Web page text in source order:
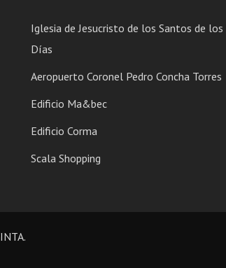
Iglesia de Jesucristo de los Santos de
Días
Aeropuerto Coronel Pedro Concha Torres
Edificio Ma&bec
Edificio Corma
Scala Shopping